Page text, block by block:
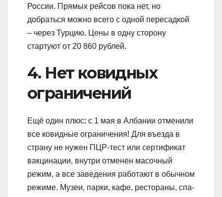
России. Прямых рейсов пока нет, но
добраться можно всего с одной пересадкой
– через Турцию. Цены в одну сторону
стартуют от 20 860 рублей.
4. Нет ковидных
ограничений
Ещё один плюс: с 1 мая в Албании отменили
все ковидные ограничения! Для въезда в
страну не нужен ПЦР-тест или сертификат
вакцинации, внутри отменен масочный
режим, а все заведения работают в обычном
режиме. Музеи, парки, кафе, рестораны, спа-